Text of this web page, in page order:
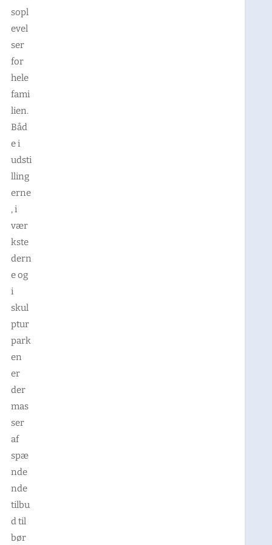
sopl
evel
ser
for
hele
fami
lien.
Båd
e i
udsti
lling
erne
, i
vær
kste
dern
e og
i
skul
ptur
park
en
er
der
mas
ser
af
spæ
nde
nde
tilbu
d til
bør